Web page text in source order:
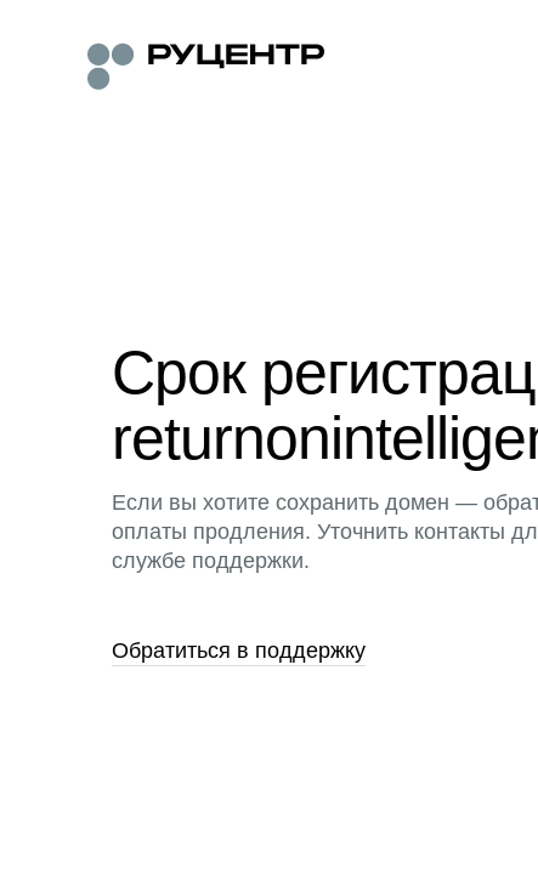
Срок
Если вы хотите сохранить домен —
оплаты продления. Уточнить контакты
службе поддержки.
Обратиться в поддержку